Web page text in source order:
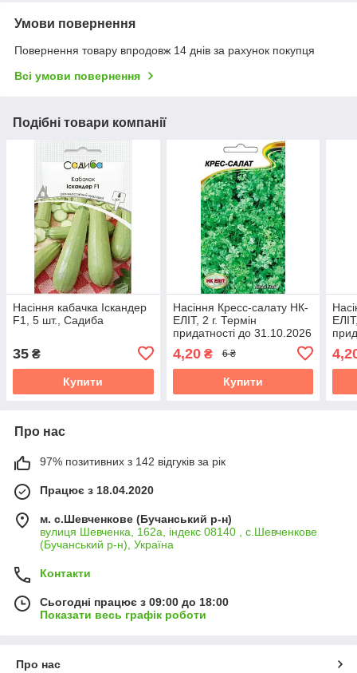
Умови повернення
Повернення товару впродовж 14 днів за рахунок покупця
Всі умови повернення
Подібні товари компанії
Насіння кабачка Іскандер
F1, 5 шт., Садиба
35 ₴
Купити
Насіння Кресс-салату НК-
ЕЛІТ, 2 г. Термін
придатності до 31.10.2026
4,20₴ 6 ₴
Купити
Про нас
97% позитивних з 142 відгуків за рік
Працює з 18.04.2020
м. с.Шевченкове (Бучанський р-н)
вулиця Шевченка, 162а, індекс 08140 , с.Шевченкове
(Бучанський р-н), Україна
Контакти
Сьогодні працює з 09:00 до 18:00
Показати весь графік роботи
Про нас